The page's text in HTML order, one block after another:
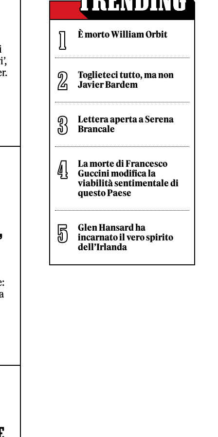
È morto William Orbit
Toglieteci tutto, ma non
Javier Bardem
Lettera aperta a Serena
Brancale
La morte di Francesco
Guccini modifica la
viabilità sentimentale di
questo Paese
Glen Hansard ha
incarnato il vero spirito
dell’Irlanda